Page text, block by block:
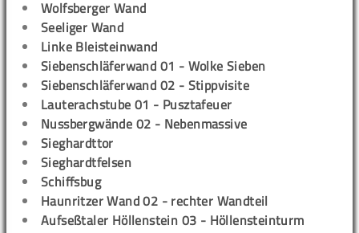
Wolfsberger Wand
Seeliger Wand
Linke Bleisteinwand
Siebenschläferwand 01 - Wolke Sieben
Siebenschläferwand 02 - Stippvisite
Lauterachstube 01 - Pusztafeuer
Nussbergwände 02 - Nebenmassive
Sieghardttor
Sieghardtfelsen
Schiffsbug
Haunritzer Wand 02 - rechter Wandteil
Aufseßtaler Höllenstein 03 - Höllensteinturm